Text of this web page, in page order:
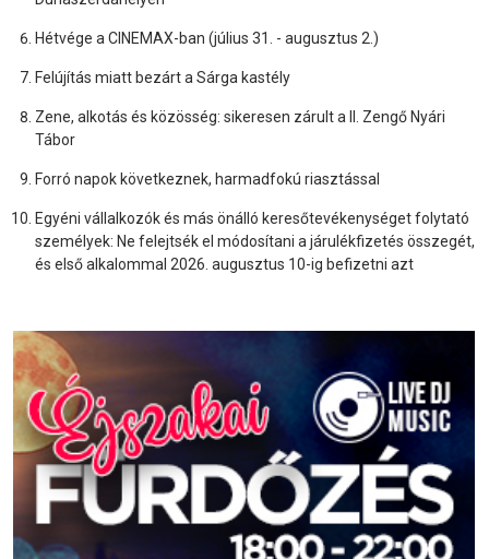
Hétvége a CINEMAX-ban (július 31. - augusztus 2.)
Felújítás miatt bezárt a Sárga kastély
Zene, alkotás és közösség: sikeresen zárult a II. Zengő Nyári
Tábor
Forró napok következnek, harmadfokú riasztással
Egyéni vállalkozók és más önálló keresőtevékenységet folytató
személyek: Ne felejtsék el módosítani a járulékfizetés összegét,
és első alkalommal 2026. augusztus 10-ig befizetni azt